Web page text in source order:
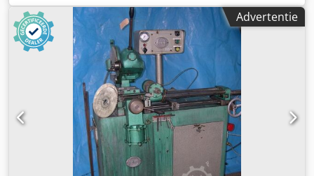
130cm x 80cm x 140cm (LxBxH) 380v Variabele
zaagsnelheid Met koelpomp Met extra zaaglint Video
beschikbaar op ons YouTube kanaal. Chodpoylppwofx Ag
Hja Locatie: Budel, Nederland Transport mogelijk tegen
meer prijs Bel of mail voor meer informatie Bekijk ook onze
andere advertenties Tevens zijn wij het hele jaar door
opzoek naar industriële machines. Heeft u overbodige
machines, mail ze ons met foto's en informatie. De
verkoper is niet aansprakelijk voor type- of
gegevensoverdrachtsfouten. De machine is qua uiterlijk,
techniek en slijtage in overeenstemming met de leeftijd,
gebruikte machines worden zonder garantie verkocht. De
Advertentie